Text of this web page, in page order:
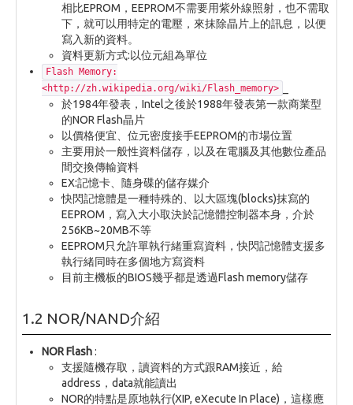
相比EPROM，EEPROM不需要用紫外線照射，也不需取
下，就可以用特定的電壓，來抹除晶片上的訊息，以便
寫入新的資料。
資料更新方式:以位元組為單位
Flash Memory:
<http://zh.wikipedia.org/wiki/Flash_memory>
於1984年發表，Intel之後於1988年發表第一款商業型
的NOR Flash晶片
以價格便宜、位元密度接手EEPROM的市場位置
主要用於一般性資料儲存，以及在電腦及其他數位產品
間交換傳輸資料
EX:記憶卡、隨身碟的儲存媒介
快閃記憶體是一種特殊的、以大區塊(blocks)抹寫的
EEPROM，寫入大小取決於記憶體控制器本身，介於
256KB~20MB不等
EEPROM只允許單執行緒重寫資料，快閃記憶體支援多
執行緒同時在多個地方寫資料
目前主機板的BIOS幾乎都是透過Flash memory儲存
1.2 NOR/NAND介紹
NOR Flash:
支援隨機存取，讀資料的方式跟RAM接近，給
address，data就能讀出
NOR的特點是原地執行(XIP, eXecute In Place)，這樣應